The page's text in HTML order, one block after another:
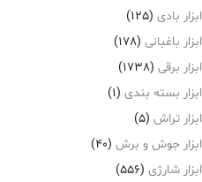
ابزار بادی (125)
ابزار باغبانی (178)
ابزار برقی (1738)
ابزار بسته بندی (1)
ابزار تراش (5)
ابزار جوش و برش (40)
ابزار شارژی (556)